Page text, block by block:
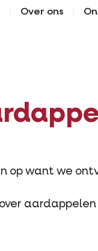
Over ons
op want we